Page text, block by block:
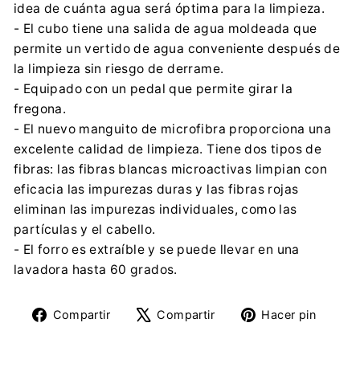
idea de cuánta agua será óptima para la limpieza.
- El cubo tiene una salida de agua moldeada que
permite un vertido de agua conveniente después de
la limpieza sin riesgo de derrame.
- Equipado con un pedal que permite girar la
fregona.
- El nuevo manguito de microfibra proporciona una
excelente calidad de limpieza. Tiene dos tipos de
fibras: las fibras blancas microactivas limpian con
eficacia las impurezas duras y las fibras rojas
eliminan las impurezas individuales, como las
partículas y el cabello.
- El forro es extraíble y se puede llevar en una
lavadora hasta 60 grados.
Compartir
CompartirCompartir
TuitearHacer pin